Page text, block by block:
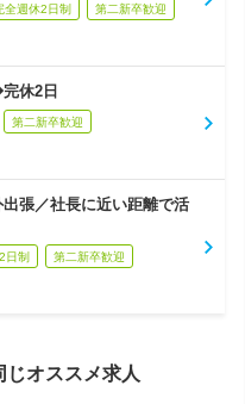
全週休2日制 第二新卒歓迎
休2日
第二新卒歓迎
張／社長に近い距離で活
日制 第二新卒歓迎
じオススメ求人